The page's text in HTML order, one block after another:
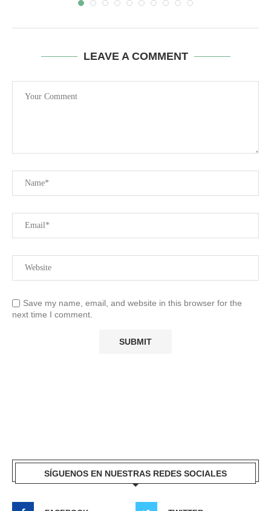
LEAVE A COMMENT
Save my name, email, and website in this browser for the
next time I comment.
SÍGUENOS EN NUESTRAS REDES SOCIALES